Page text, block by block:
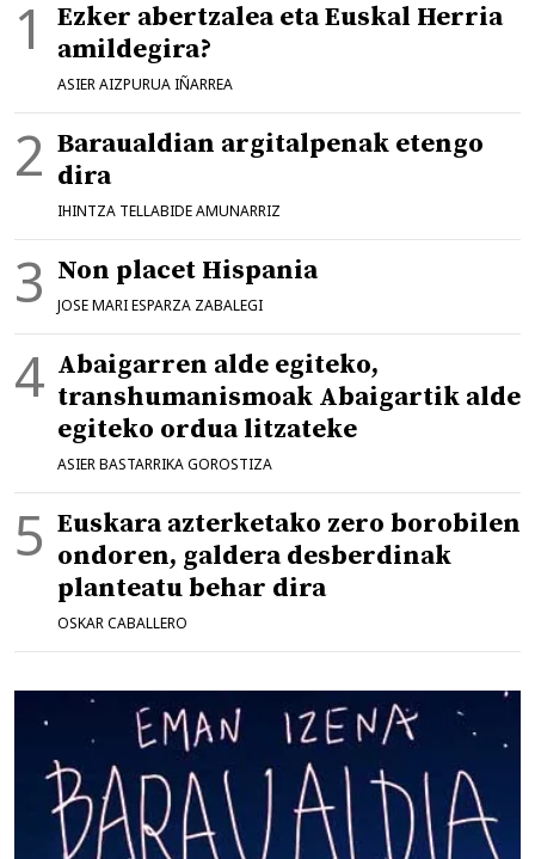
Ezker abertzalea eta Euskal Herria
amildegira?
ASIER AIZPURUA IÑARREA
Baraualdian argitalpenak etengo
dira
IHINTZA TELLABIDE AMUNARRIZ
Non placet Hispania
JOSE MARI ESPARZA ZABALEGI
Abaigarren alde egiteko,
transhumanismoak Abaigartik alde
egiteko ordua litzateke
ASIER BASTARRIKA GOROSTIZA
Euskara azterketako zero borobilen
ondoren, galdera desberdinak
planteatu behar dira
OSKAR CABALLERO